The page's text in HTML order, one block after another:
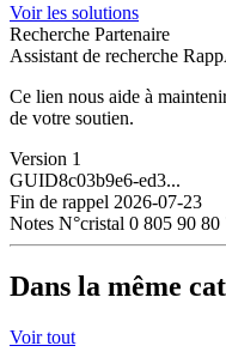
Voir les solutions
Recherche Partenaire
Assistant de recherche
Ce lien nous aide à
de votre soutien.
Version 1
GUID8c03b9e6-ed3...
Fin de rappel 2026-07-23
Notes N°cristal 0 805 90 80
Dans la même
Voir tout